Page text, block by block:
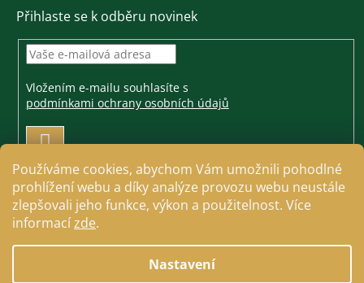
Používáme cookies, abychom Vám umožnili pohodlné
prohlížení webu a díky analýze provozu webu neustále
zlepšovali jeho funkce, výkon a použitelnost. Více
informacízde.
Nastavení
Přihlaste se k odběru novinek
Vložením e-mailu souhlasíte s
podmínkami ochrany osobních údajů
PŘIHLÁSIT